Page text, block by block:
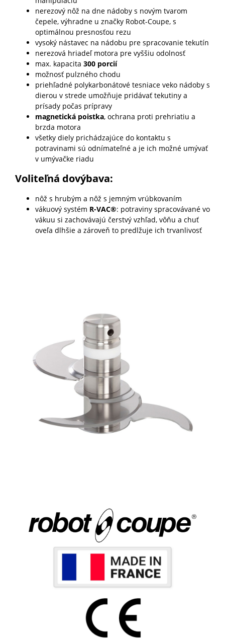
nerezový nôž na dne nádoby s novým tvarom
čepele, výhradne u značky Robot-Coupe, s
optimálnou presnosťou rezu
vysoký nástavec na nádobu pre spracovanie tekutín
nerezová hriadeľ motora pre vyššiu odolnosť
max. kapacita 300 porcií
možnosť pulzného chodu
priehľadné polykarbonátové tesniace veko nádoby s
dierou v strede umožňuje pridávať tekutiny a
prísady počas prípravy
magnetická poistka, ochrana proti prehriatiu a
brzda motora
všetky diely prichádzajúce do kontaktu s
potravinami sú odnímateľné a je ich možné umývať
v umývačke riadu
Voliteľná dovýbava:
nôž s hrubým a nôž s jemným vrúbkovaním
vákuový systém R-VAC®: potraviny spracovávané vo
vákuu si zachovávajú čerstvý vzhľad, vôňu a chuť
oveľa dlhšie a zároveň to predlžuje ich trvanlivosť